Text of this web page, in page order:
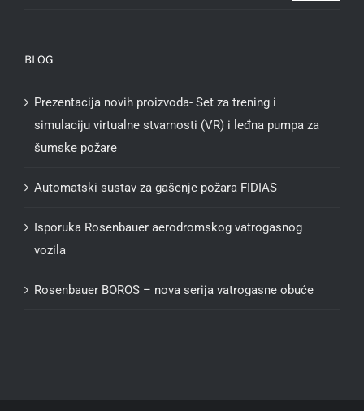
BLOG
Prezentacija novih proizvoda- Set za trening i
simulaciju virtualne stvarnosti (VR) i leđna pumpa za
šumske požare
Automatski sustav za gašenje požara FIDIAS
Isporuka Rosenbauer aerodromskog vatrogasnog
vozila
Rosenbauer BOROS – nova serija vatrogasne obuće